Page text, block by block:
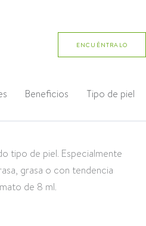
ENCUÉNTRALO
Beneficios Tipo de piel
tipo de piel. Especialmente
grasa o con tendencia
de 8 ml.